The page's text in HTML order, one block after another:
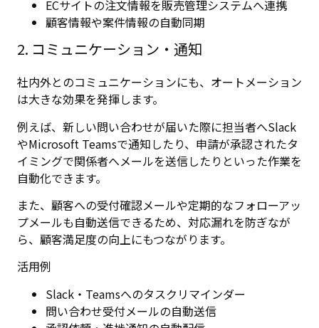
ECサイトの注文情報を販売管理システムへ連携
顧客情報や案件情報の自動同期
2. コミュニケーション・通知
社内外とのコミュニケーションにも、オートメーション
は大きな効果を発揮します。
例えば、新しい問い合わせが届いた際に担当者へSlack
やMicrosoft Teamsで通知したり、申請が承認されたタ
イミングで関係者へメールを送信したりといった作業を
自動化できます。
また、顧客への受付確認メールや定期的なフォローアッ
プメールも自動送信できるため、対応漏れを防ぎなが
ら、顧客満足度の向上にもつながります。
活用例
Slack・Teamsへのタスクリマインダー
問い合わせ受付メールの自動送信